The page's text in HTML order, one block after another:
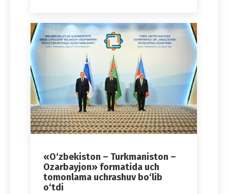
«O‘zbekiston – Turkmaniston –
Ozarbayjon» formatida uch
tomonlama uchrashuv bo‘lib
o‘tdi